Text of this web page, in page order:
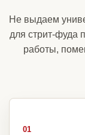
Не выдаем
для стрит-фуда
работы,
01